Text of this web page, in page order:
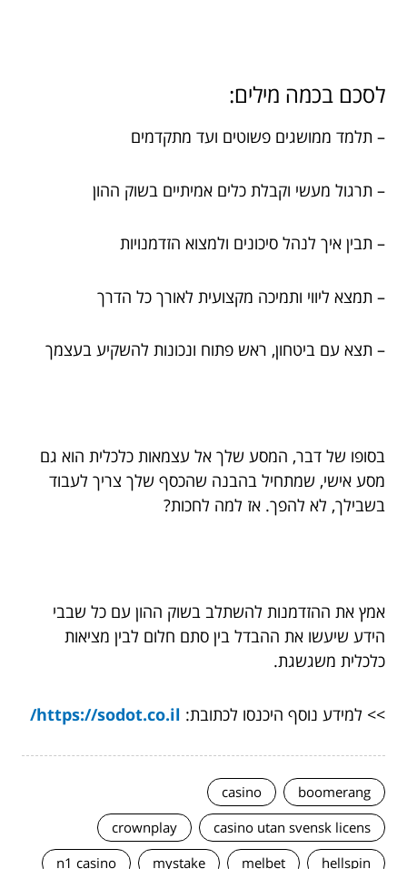
לסכם בכמה מילים:
– תלמד ממושגים פשוטים ועד מתקדמים
– תרגול מעשי וקבלת כלים אמיתיים בשוק ההון
– תבין איך לנהל סיכונים ולמצוא הזדמנויות
– תמצא ליווי ותמיכה מקצועית לאורך כל הדרך
– תצא עם ביטחון, ראש פתוח ונכונות להשקיע בעצמך
בסופו של דבר, המסע שלך אל עצמאות כלכלית הוא גם
מסע אישי, שמתחיל בהבנה שהכסף שלך צריך לעבוד
בשבילך, לא להפך. אז למה לחכות?
אמץ את ההזדמנות להשתלב בשוק ההון עם כל שבבי
הידע שיעשו את ההבדל בין סתם חלום לבין מציאות
כלכלית משגשגת.
>> למידע נוסף היכנסו לכתובת: https://sodot.co.il/
boomerang
casino
casino utan svensk licens
crownplay
hellspin
melbet
mystake
n1 casino